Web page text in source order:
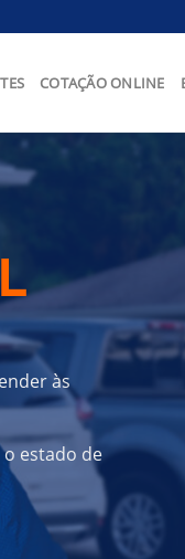
COTAÇÃO ONLINE
às
estado de